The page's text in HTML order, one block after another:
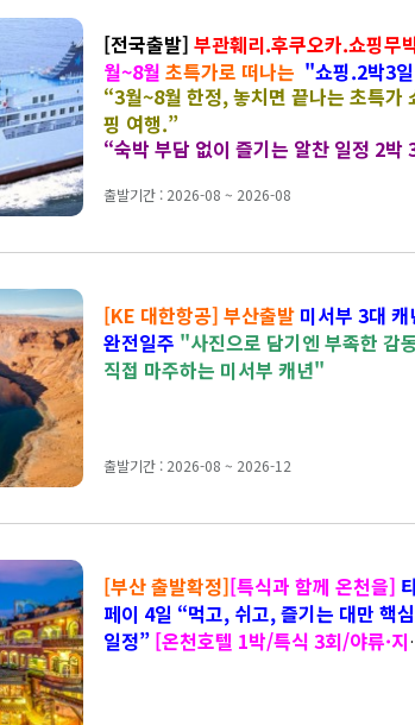
[전국출발] 부관훼리.후쿠오카.쇼핑무
월~8월 초특가로 떠나는 "쇼핑.2박3
특가 여행"
“3월~8월 한정, 놓치면 끝나는 초특가
핑 여행.”
“숙박 부담 없이 즐기는 알찬 일정 2박 3
출발기간 : 2026-08 ~ 2026-08
[KE 대한항공] 부산출발 미서부 3대 캐
완전일주 "사진으로 담기엔 부족한 감
직접 마주하는 미서부 캐년"
출발기간 : 2026-08 ~ 2026-12
[부산 출발확정][특식과 함께 온천을]
페이 4일 “먹고, 쉬고, 즐기는 대만 핵심
일정” [온천호텔 1박/특식 3회/야류·지